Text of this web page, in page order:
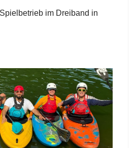
im Dreiband in